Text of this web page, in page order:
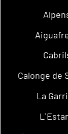
Calonge de
La